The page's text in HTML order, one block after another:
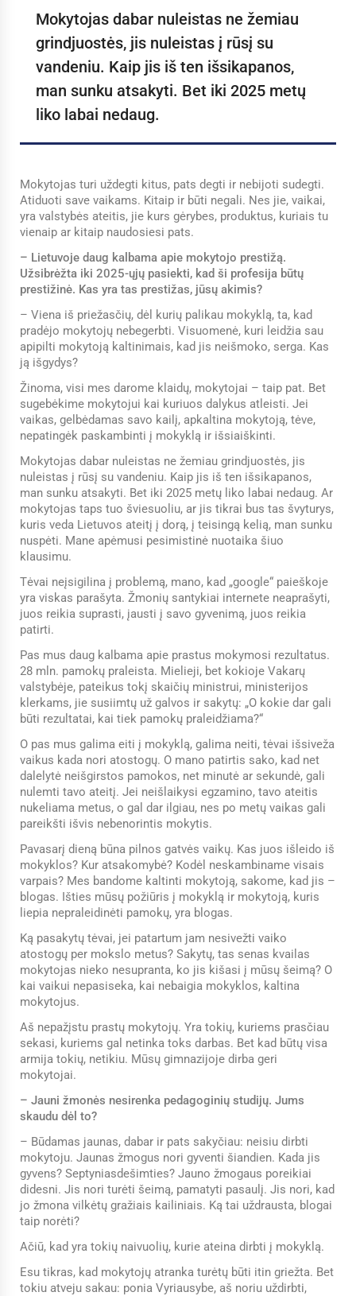
Mokytojas dabar nuleistas ne žemiau
grindjuostės, jis nuleistas į rūsį su
vandeniu. Kaip jis iš ten išsikapanos,
man sunku atsakyti. Bet iki 2025 metų
liko labai nedaug.
Mokytojas turi uždegti kitus, pats degti ir nebijoti sudegti.
Atiduoti save vaikams. Kitaip ir būti negali. Nes jie, vaikai,
yra valstybės ateitis, jie kurs gėrybes, produktus, kuriais tu
vienaip ar kitaip naudosiesi pats.
– Lietuvoje daug kalbama apie mokytojo prestižą.
Užsibrėžta iki 2025-ųjų pasiekti, kad ši profesija būtų
prestižinė. Kas yra tas prestižas, jūsų akimis?
– Viena iš priežasčių, dėl kurių palikau mokyklą, ta, kad
pradėjo mokytojų nebegerbti. Visuomenė, kuri leidžia sau
apipilti mokytoją kaltinimais, kad jis neišmoko, serga. Kas
ją išgydys?
Žinoma, visi mes darome klaidų, mokytojai – taip pat. Bet
sugebėkime mokytojui kai kuriuos dalykus atleisti. Jei
vaikas, gelbėdamas savo kailį, apkaltina mokytoją, tėve,
nepatingėk paskambinti į mokyklą ir išsiaiškinti.
Mokytojas dabar nuleistas ne žemiau grindjuostės, jis
nuleistas į rūsį su vandeniu. Kaip jis iš ten išsikapanos,
man sunku atsakyti. Bet iki 2025 metų liko labai nedaug. Ar
mokytojas taps tuo šviesuoliu, ar jis tikrai bus tas švyturys,
kuris veda Lietuvos ateitį į dorą, į teisingą kelią, man sunku
nuspėti. Mane apėmusi pesimistinė nuotaika šiuo
klausimu.
Tėvai neįsigilina į problemą, mano, kad „google“ paieškoje
yra viskas parašyta. Žmonių santykiai internete neaprašyti,
juos reikia suprasti, įausti į savo gyvenimą, juos reikia
patirti.
Pas mus daug kalbama apie prastus mokymosi rezultatus.
28 mln. pamokų praleista. Mielieji, bet kokioje Vakarų
valstybėje, pateikus tokį skaičių ministrui, ministerijos
klerkams, jie susiimtų už galvos ir sakytų: „O kokie dar gali
būti rezultatai, kai tiek pamokų praleidžiama?“
O pas mus galima eiti į mokyklą, galima neiti, tėvai išsiveža
vaikus kada nori atostogų. O mano patirtis sako, kad net
dalelytė neišgirstos pamokos, net minutė ar sekundė, gali
nulemti tavo ateitį. Jei neišlaikysi egzamino, tavo ateitis
nukeliama metus, o gal dar ilgiau, nes po metų vaikas gali
pareikšti išvis nebenorintis mokytis.
Pavasarį dieną būna pilnos gatvės vaikų. Kas juos išleido iš
mokyklos? Kur atsakomybė? Kodėl neskambiname visais
varpais? Mes bandome kaltinti mokytoją, sakome, kad jis –
blogas. Išties mūsų požiūris į mokyklą ir mokytoją, kuris
liepia nepraleidinėti pamokų, yra blogas.
Ką pasakytų tėvai, jei patartum jam nesivežti vaiko
atostogų per mokslo metus? Sakytų, tas senas kvailas
mokytojas nieko nesupranta, ko jis kišasi į mūsų šeimą? O
kai vaikui nepasiseka, kai nebaigia mokyklos, kaltina
mokytojus.
Aš nepažįstu prastų mokytojų. Yra tokių, kuriems prasčiau
sekasi, kuriems gal netinka toks darbas. Bet kad būtų visa
armija tokių, netikiu. Mūsų gimnazijoje dirba geri
mokytojai.
– Jauni žmonės nesirenka pedagoginių studijų. Jums
skaudu dėl to?
– Būdamas jaunas, dabar ir pats sakyčiau: neisiu dirbti
mokytoju. Jaunas žmogus nori gyventi šiandien. Kada jis
gyvens? Septyniasdešimties? Jauno žmogaus poreikiai
didesni. Jis nori turėti šeimą, pamatyti pasaulį. Jis nori, kad
jo žmona vilkėtų gražiais kailiniais. Ką tai uždrausta, blogai
taip norėti?
Ačiū, kad yra tokių naivuolių, kurie ateina dirbti į mokyklą.
Esu tikras, kad mokytojų atranka turėtų būti itin griežta. Bet
tokiu atveju sakau: ponia Vyriausybe, aš noriu uždirbti,